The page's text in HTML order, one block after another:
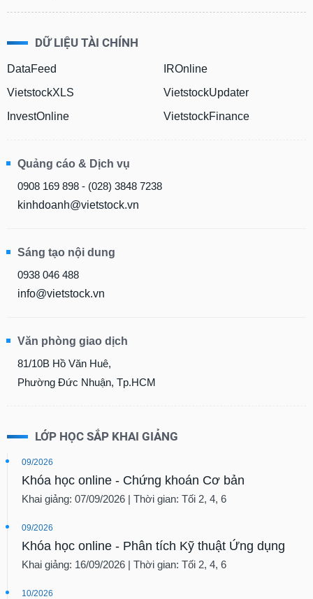
DỮ LIỆU TÀI CHÍNH
DataFeed
VietstockXLS
InvestOnline
IROnline
VietstockUpdater
VietstockFinance
Quảng cáo & Dịch vụ
0908 169 898 - (028) 3848 7238
kinhdoanh@vietstock.vn
Sáng tạo nội dung
0938 046 488
info@vietstock.vn
Văn phòng giao dịch
81/10B Hồ Văn Huê,
Phường Đức Nhuận, Tp.HCM
LỚP HỌC SẮP KHAI GIẢNG
09/2026
Khóa học online - Chứng khoán Cơ bản
Khai giảng: 07/09/2026 | Thời gian: Tối 2, 4, 6
09/2026
Khóa học online - Phân tích Kỹ thuật Ứng dụng
Khai giảng: 16/09/2026 | Thời gian: Tối 2, 4, 6
10/2026